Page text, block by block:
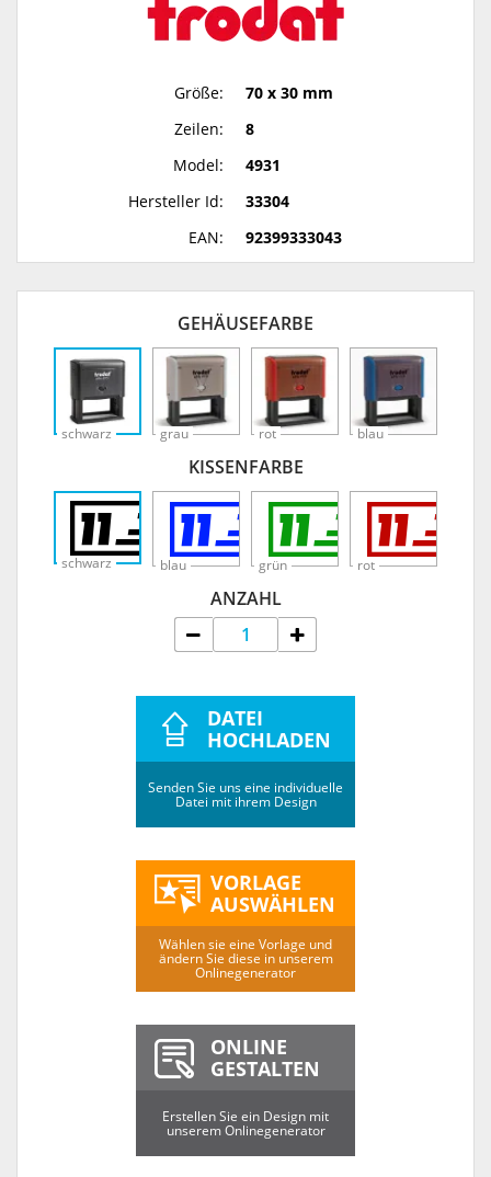
Größe:
70 x 30 mm
Zeilen:
8
Model:
4931
Hersteller Id:
33304
EAN:
92399333043
GEHÄUSEFARBE
schwarz grau rot blau
KISSENFARBE
schwarz blau grün rot
ANZAHL
DATEI
HOCHLADEN
Senden Sie uns eine individuelle
Datei mit ihrem Design
VORLAGE
AUSWÄHLEN
Wählen sie eine Vorlage und
ändern Sie diese in unserem
Onlinegenerator
ONLINE
GESTALTEN
Erstellen Sie ein Design mit
unserem Onlinegenerator